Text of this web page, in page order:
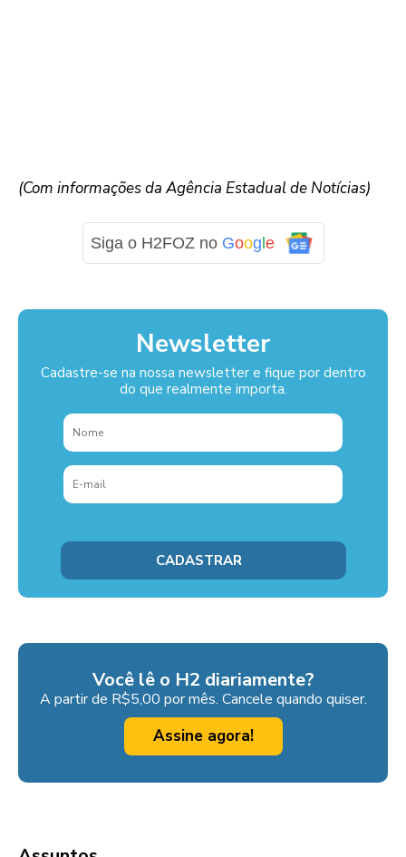
(Com informações da Agência Estadual de Notícias)
Siga o H2FOZ no Google
Newsletter
Cadastre-se na nossa newsletter e fique por dentro
do que realmente importa.
Você lê o H2 diariamente?
A partir de R$5,00 por mês. Cancele quando quiser.
Assine agora!